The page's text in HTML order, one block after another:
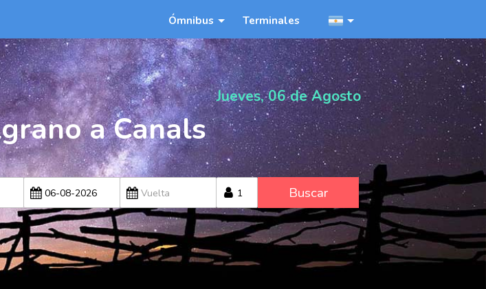
Ómnibus Terminales
Jueves, 06 de Agosto
a Canals
Buscar